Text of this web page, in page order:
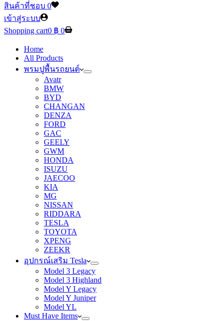
สินค้าที่ชอบ 0
เข้าสู่ระบบ
Shopping cart0 ฿ 0
Home
All Products
พรมปูพื้นรถยนต์
Avatr
BMW
BYD
CHANGAN
DENZA
FORD
GAC
GEELY
GWM
HONDA
ISUZU
JAECOO
KIA
MG
NISSAN
RIDDARA
TESLA
TOYOTA
XPENG
ZEEKR
อุปกรณ์เสริม Tesla
Model 3 Legacy
Model 3 Highland
Model Y Legacy
Model Y Juniper
Model YL
Must Have Items